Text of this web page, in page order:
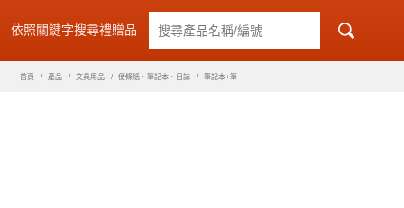
依照關鍵字搜尋禮贈品
首頁 產品 文具用品 便條紙、筆記本、日誌 筆記本+筆